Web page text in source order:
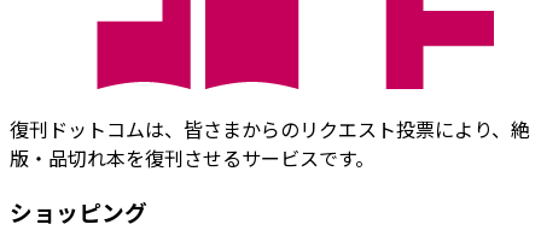
復刊ドットコムは、皆さまからのリクエスト投票により、絶
版・品切れ本を復刊させるサービスです。
ショッピング